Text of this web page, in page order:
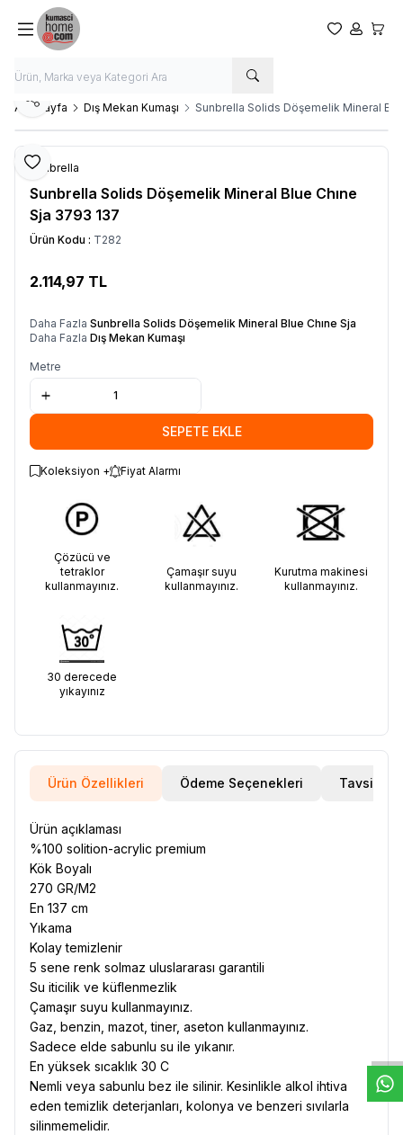
Favorilerim
Hesabım
Ana Sayfa Dış Mekan Kumaşı Sunbrella Solids Döşemelik Mineral
Favoriye Ekle
Paylaş
Sunbrella
Sunbrella Solids Döşemelik Mineral Blue Chıne
Sja 3793 137
Ürün Kodu : T282
2.114,97 TL
Daha Fazla Sunbrella Solids Döşemelik Mineral Blue Chıne Sja
Daha Fazla Dış Mekan Kumaşı
Metre
SEPETE EKLE
Koleksiyon + Fiyat Alarmı
Çözücü ve
tetraklor
kullanmayınız.
Çamaşır suyu
kullanmayınız.
Kurutma makinesi
kullanmayınız.
30 derecede
yıkayınız
Ürün Özellikleri Ödeme Seçenekleri Tavsiye Et
Ürün açıklaması
%100 solition-acrylic premium
Kök Boyalı
270 GR/M2
En 137 cm
Yıkama
Kolay temizlenir
5 sene renk solmaz uluslararası garantili
Su iticilik ve küflenmezlik
Çamaşır suyu kullanmayınız.
Gaz, benzin, mazot, tiner, aseton kullanmayınız.
Sadece elde sabunlu su ile yıkanır.
En yüksek sıcaklık 30 C
Nemli veya sabunlu bez ile silinir. Kesinlikle alkol ihtiva
eden temizlik deterjanları, kolonya ve benzeri sıvılarla
silinmemelidir.